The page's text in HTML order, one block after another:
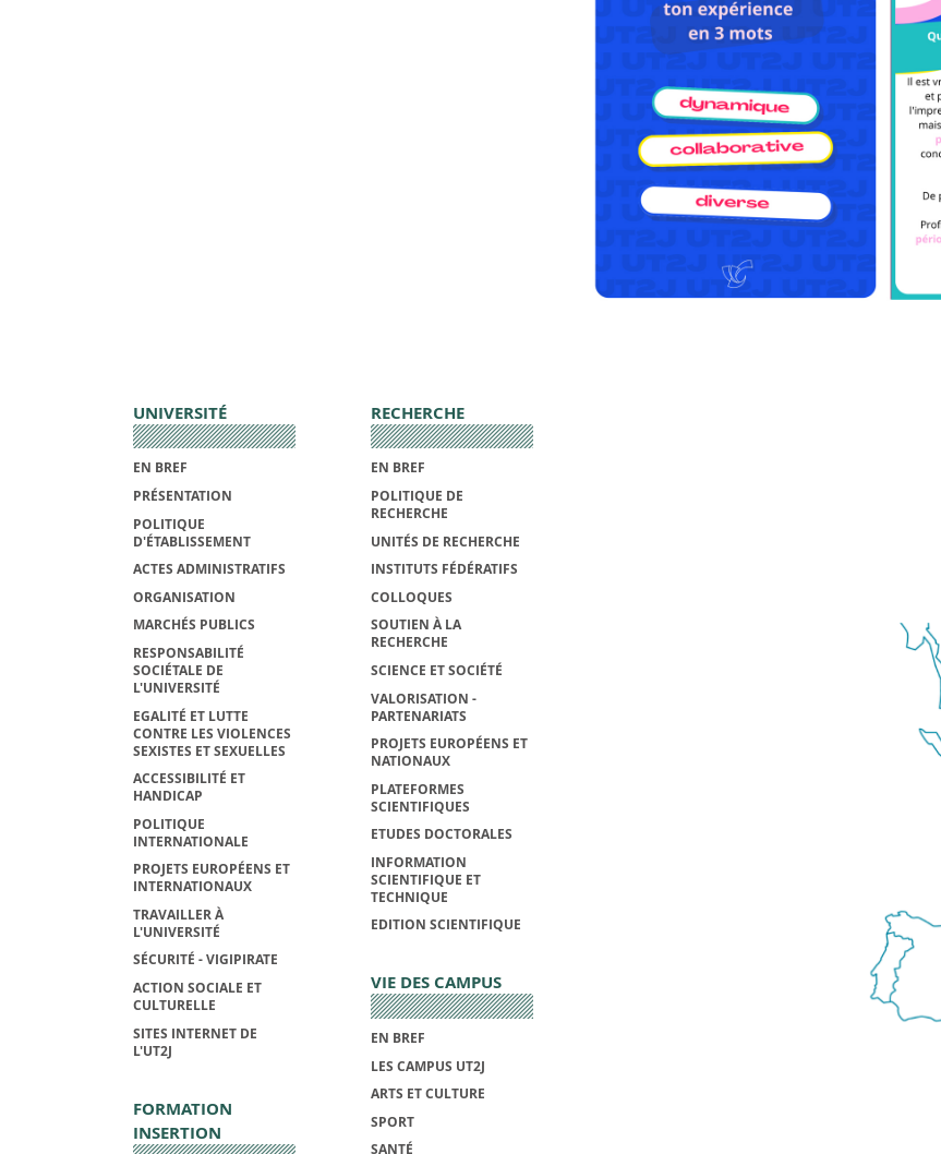
UNIVERSITÉ
EN BREF
PRÉSENTATION
POLITIQUE
D'ÉTABLISSEMENT
ACTES ADMINISTRATIFS
ORGANISATION
MARCHÉS PUBLICS
RESPONSABILITÉ
SOCIÉTALE DE
L'UNIVERSITÉ
EGALITÉ ET LUTTE
CONTRE LES VIOLENCES
SEXISTES ET SEXUELLES
ACCESSIBILITÉ ET
HANDICAP
POLITIQUE
INTERNATIONALE
PROJETS EUROPÉENS ET
INTERNATIONAUX
TRAVAILLER À
L'UNIVERSITÉ
SÉCURITÉ - VIGIPIRATE
ACTION SOCIALE ET
CULTURELLE
SITES INTERNET DE
L'UT2J
FORMATION
INSERTION
RECHERCHE
EN BREF
POLITIQUE DE
RECHERCHE
UNITÉS DE RECHERCHE
INSTITUTS FÉDÉRATIFS
COLLOQUES
SOUTIEN À LA
RECHERCHE
SCIENCE ET SOCIÉTÉ
VALORISATION -
PARTENARIATS
PROJETS EUROPÉENS ET
NATIONAUX
PLATEFORMES
SCIENTIFIQUES
ETUDES DOCTORALES
INFORMATION
SCIENTIFIQUE ET
TECHNIQUE
EDITION SCIENTIFIQUE
VIE DES CAMPUS
EN BREF
LES CAMPUS UT2J
ARTS ET CULTURE
SPORT
SANTÉ